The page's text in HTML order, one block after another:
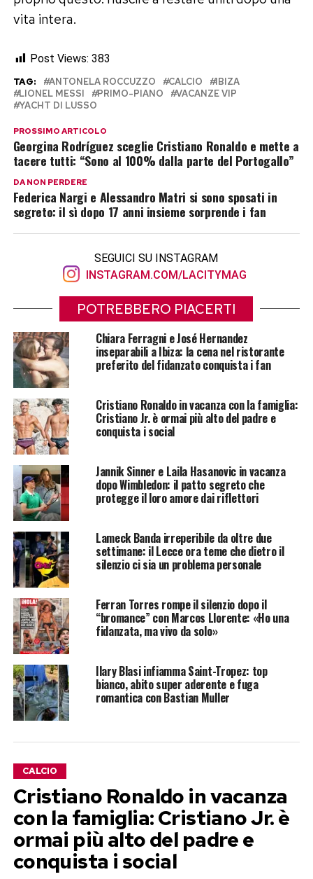
vita intera.
Post Views: 383
TAG: ANTONELA ROCCUZZO CALCIO
IBIZA
LIONEL MESSI
PRIMO-PIANO
VACANZE VIP
YACHT DI LUSSO
PROSSIMO ARTICOLO
Georgina Rodríguez sceglie Cristiano Ronaldo e mette a
tacere tutti: “Sono al 100% dalla parte del Portogallo”
DA NON PERDERE
Federica Nargi e Alessandro Matri si sono sposati in
segreto: il sì dopo 17 anni insieme sorprende i fan
SEGUICI SU INSTAGRAM
INSTAGRAM.COM/LACITYMAG
POTREBBERO PIACERTI
Chiara Ferragni e José Hernandez
inseparabili a Ibiza: la cena nel ristorante
preferito del fidanzato conquista i fan
Cristiano Ronaldo in vacanza con la famiglia:
Cristiano Jr. è ormai più alto del padre e
conquista i social
Jannik Sinner e Laila Hasanovic in vacanza
dopo Wimbledon: il patto segreto che
protegge il loro amore dai riflettori
Lameck Banda irreperibile da oltre due
settimane: il Lecce ora teme che dietro il
silenzio ci sia un problema personale
Ferran Torres rompe il silenzio dopo il
“bromance” con Marcos Llorente: «Ho una
fidanzata, ma vivo da solo»
Ilary Blasi infiamma Saint-Tropez: top
bianco, abito super aderente e fuga
romantica con Bastian Muller
CALCIO
Cristiano Ronaldo in vacanza
con la famiglia: Cristiano Jr. è
ormai più alto del padre e
conquista i social